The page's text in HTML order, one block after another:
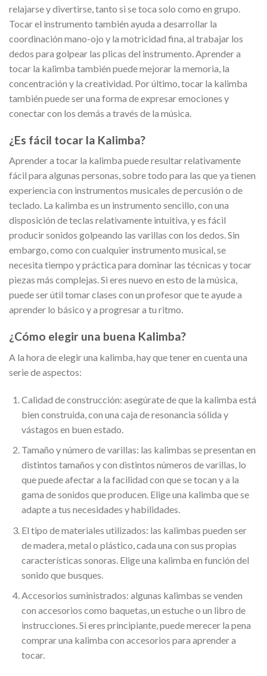
relajarse y divertirse, tanto si se toca solo como en grupo.
Tocar el instrumento también ayuda a desarrollar la
coordinación mano-ojo y la motricidad fina, al trabajar los
dedos para golpear las plicas del instrumento. Aprender a
tocar la kalimba también puede mejorar la memoria, la
concentración y la creatividad. Por último, tocar la kalimba
también puede ser una forma de expresar emociones y
conectar con los demás a través de la música.
¿Es fácil tocar la Kalimba?
Aprender a tocar la kalimba puede resultar relativamente
fácil para algunas personas, sobre todo para las que ya tienen
experiencia con instrumentos musicales de percusión o de
teclado. La kalimba es un instrumento sencillo, con una
disposición de teclas relativamente intuitiva, y es fácil
producir sonidos golpeando las varillas con los dedos. Sin
embargo, como con cualquier instrumento musical, se
necesita tiempo y práctica para dominar las técnicas y tocar
piezas más complejas. Si eres nuevo en esto de la música,
puede ser útil tomar clases con un profesor que te ayude a
aprender lo básico y a progresar a tu ritmo.
¿Cómo elegir una buena Kalimba?
A la hora de elegir una kalimba, hay que tener en cuenta una
serie de aspectos:
Calidad de construcción: asegúrate de que la kalimba está
bien construida, con una caja de resonancia sólida y
vástagos en buen estado.
Tamaño y número de varillas: las kalimbas se presentan en
distintos tamaños y con distintos números de varillas, lo
que puede afectar a la facilidad con que se tocan y a la
gama de sonidos que producen. Elige una kalimba que se
adapte a tus necesidades y habilidades.
El tipo de materiales utilizados: las kalimbas pueden ser
de madera, metal o plástico, cada una con sus propias
características sonoras. Elige una kalimba en función del
sonido que busques.
Accesorios suministrados: algunas kalimbas se venden
con accesorios como baquetas, un estuche o un libro de
instrucciones. Si eres principiante, puede merecer la pena
comprar una kalimba con accesorios para aprender a
tocar.